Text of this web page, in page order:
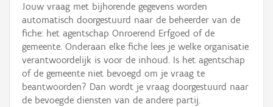
Waarneming
Thema
Gebeurtenis
Persoon of collectief
Jouw vraag met bijhorende gegevens worden
automatisch doorgestuurd naar de beheerder van de
fiche: het agentschap Onroerend Erfgoed of de
gemeente. Onderaan elke fiche lees je welke organisatie
verantwoordelijk is voor de inhoud. Is het agentschap
of de gemeente niet bevoegd om je vraag te
beantwoorden? Dan wordt je vraag doorgestuurd naar
de bevoegde diensten van de andere partij.